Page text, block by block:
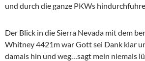
und durch die ganze PKWs
Der Blick in die Sierra Nevada mit dem
Whitney 4421m war Gott sei Dank klar
damals hin und weg…sagt mein niemals